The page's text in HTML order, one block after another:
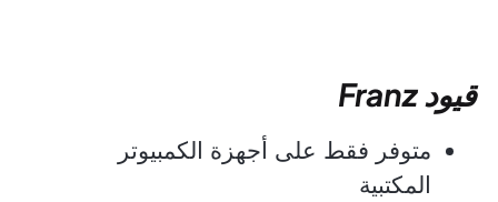
قيود Franz
متوفر فقط على أجهزة الكمبيوتر
المكتبية